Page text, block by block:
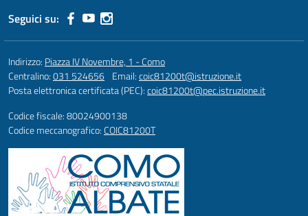
Seguici su:
Indirizzo: Piazza IV Novembre, 1 - Como
Centralino:031 524656 Email:coic81200t@istruzione.it
Posta elettronica certificata (PEC):coic81200t@pec.istruzione.it
Codice fiscale: 80024900138
Codice meccanografico:COIC81200T